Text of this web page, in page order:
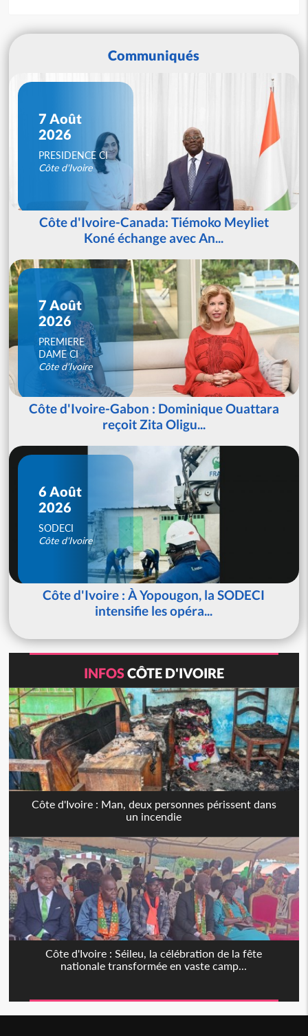
Communiqués
7 Août
2026
PRESIDENCE CI
Côte d'Ivoire
Côte d'Ivoire-Canada: Tiémoko Meyliet
Koné échange avec An...
7 Août
2026
PREMIERE
DAME CI
Côte d'Ivoire
Côte d'Ivoire-Gabon : Dominique Ouattara
reçoit Zita Oligu...
6 Août
2026
SODECI
Côte d'Ivoire
Côte d'Ivoire : À Yopougon, la SODECI
intensifie les opéra...
INFOSCÔTE D'IVOIRE
Côte d'Ivoire : Man, deux personnes périssent dans
un incendie
Côte d'Ivoire : Séileu, la célébration de la fête
nationale transformée en vaste camp...